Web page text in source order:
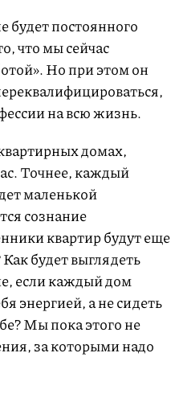
будет постоянного
что мы сейчас
Но при этом он
на всю жизнь.
домах,
Точнее, каждый
маленькой
сознание
квартир будут еще
будет выглядеть
если каждый дом
энергией, а не сидеть
Мы пока этого не
за которыми надо